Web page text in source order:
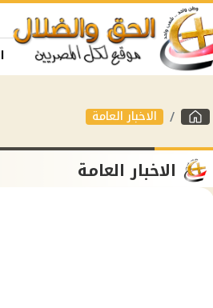
الاخبار العامة
الاخبار العامة